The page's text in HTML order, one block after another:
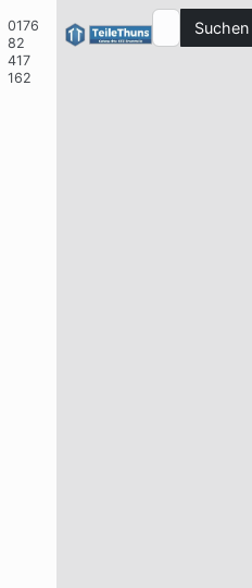
0176
82
417
162
Suchen